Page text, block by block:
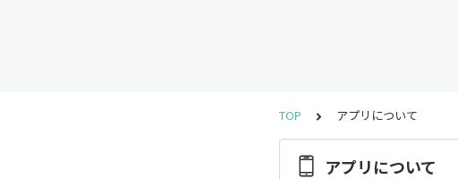
TOP アプリについて
アプリについて